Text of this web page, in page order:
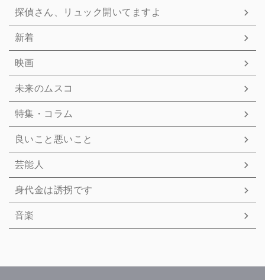
探偵さん、リュック開いてますよ
新着
映画
未来のムスコ
特集・コラム
良いこと悪いこと
芸能人
身代金は誘拐です
音楽